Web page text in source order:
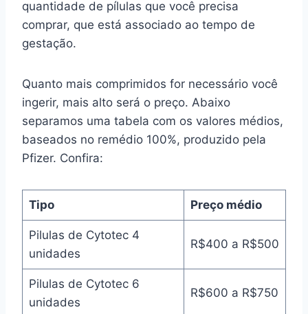
quantidade de pílulas que você precisa
comprar, que está associado ao tempo de
gestação.
Quanto mais comprimidos for necessário você
ingerir, mais alto será o preço. Abaixo
separamos uma tabela com os valores médios,
baseados no remédio 100%, produzido pela
Pfizer. Confira:
Tipo Preço médio
Pilulas de Cytotec 4
unidades
R$400 a R$500
Pilulas de Cytotec 6
unidades
R$600 a R$750